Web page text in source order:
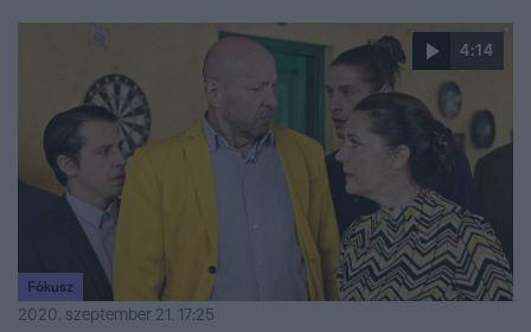
4:14
Fókusz
2020. szeptember 21. 17:25